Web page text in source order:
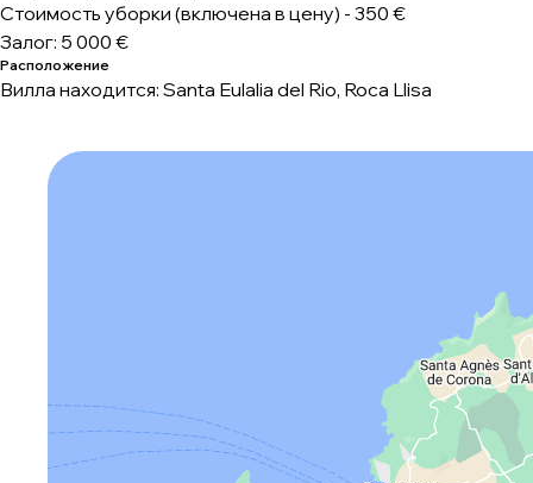
Стоимость уборки (включена в цену) - 350 €
Залог: 5 000 €
Расположение
Вилла находится: Santa Eulalia del Rio, Roca Llisa